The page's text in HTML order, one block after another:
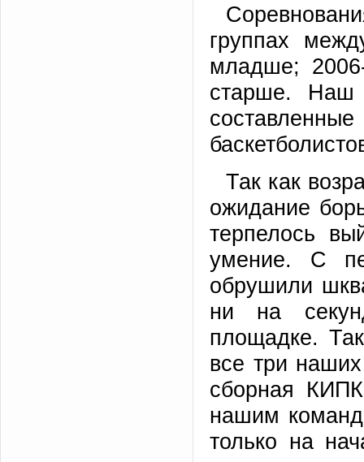
группах
младше;
старше. Наш
Так как
ожидание
терпелось
умение. С
обрушили
ни на
площадке.
все три
сборная
нашим
только на